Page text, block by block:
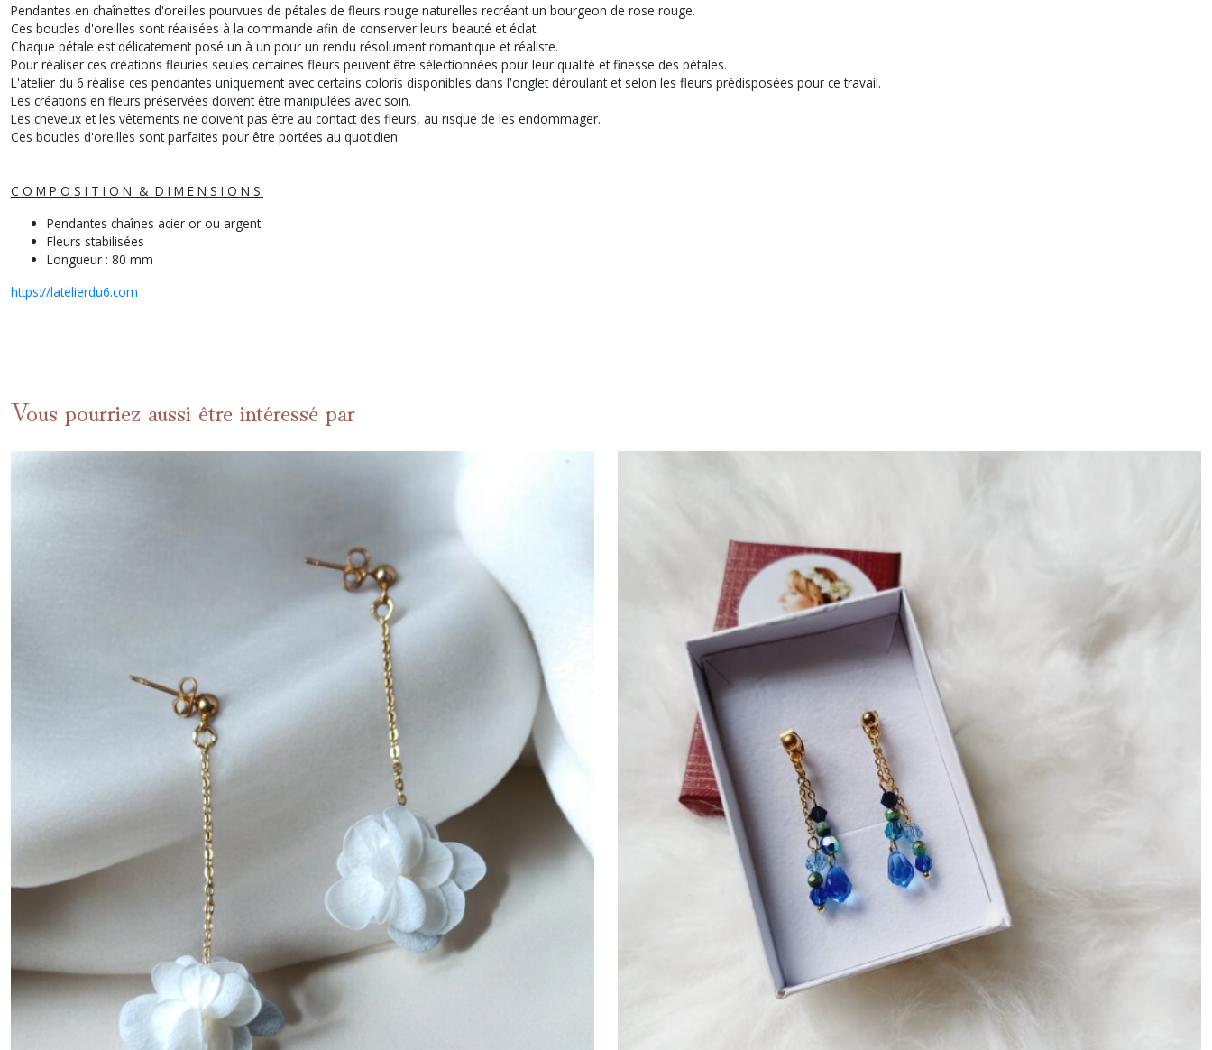
Pendantes en chaînettes d'oreilles pourvues de pétales de fleurs rouge naturelles recréant un bourgeon de rose rouge.
Ces boucles d'oreilles sont réalisées à la commande afin de conserver leurs beauté et éclat.
Chaque pétale est délicatement posé un à un pour un rendu résolument romantique et réaliste.
Pour réaliser ces créations fleuries seules certaines fleurs peuvent être sélectionnées pour leur qualité et finesse des pétales.
L'atelier du 6 réalise ces pendantes uniquement avec certains coloris disponibles dans l'onglet déroulant et selon les fleurs prédisposées pour ce travail.
Les créations en fleurs préservées doivent être manipulées avec soin.
Les cheveux et les vêtements ne doivent pas être au contact des fleurs, au risque de les endommager.
Ces boucles d'oreilles sont parfaites pour être portées au quotidien.
C O M P O S I T I O N & D I M E N S I O N S:
Pendantes chaînes acier or ou argent
Fleurs stabilisées
Longueur : 80 mm
https://latelierdu6.com
Vous pourriez aussi être intéressé par